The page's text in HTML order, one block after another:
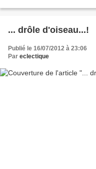
... drôle d'oiseau...!
Publié le 16/07/2012 à 23:06
Par eclectique